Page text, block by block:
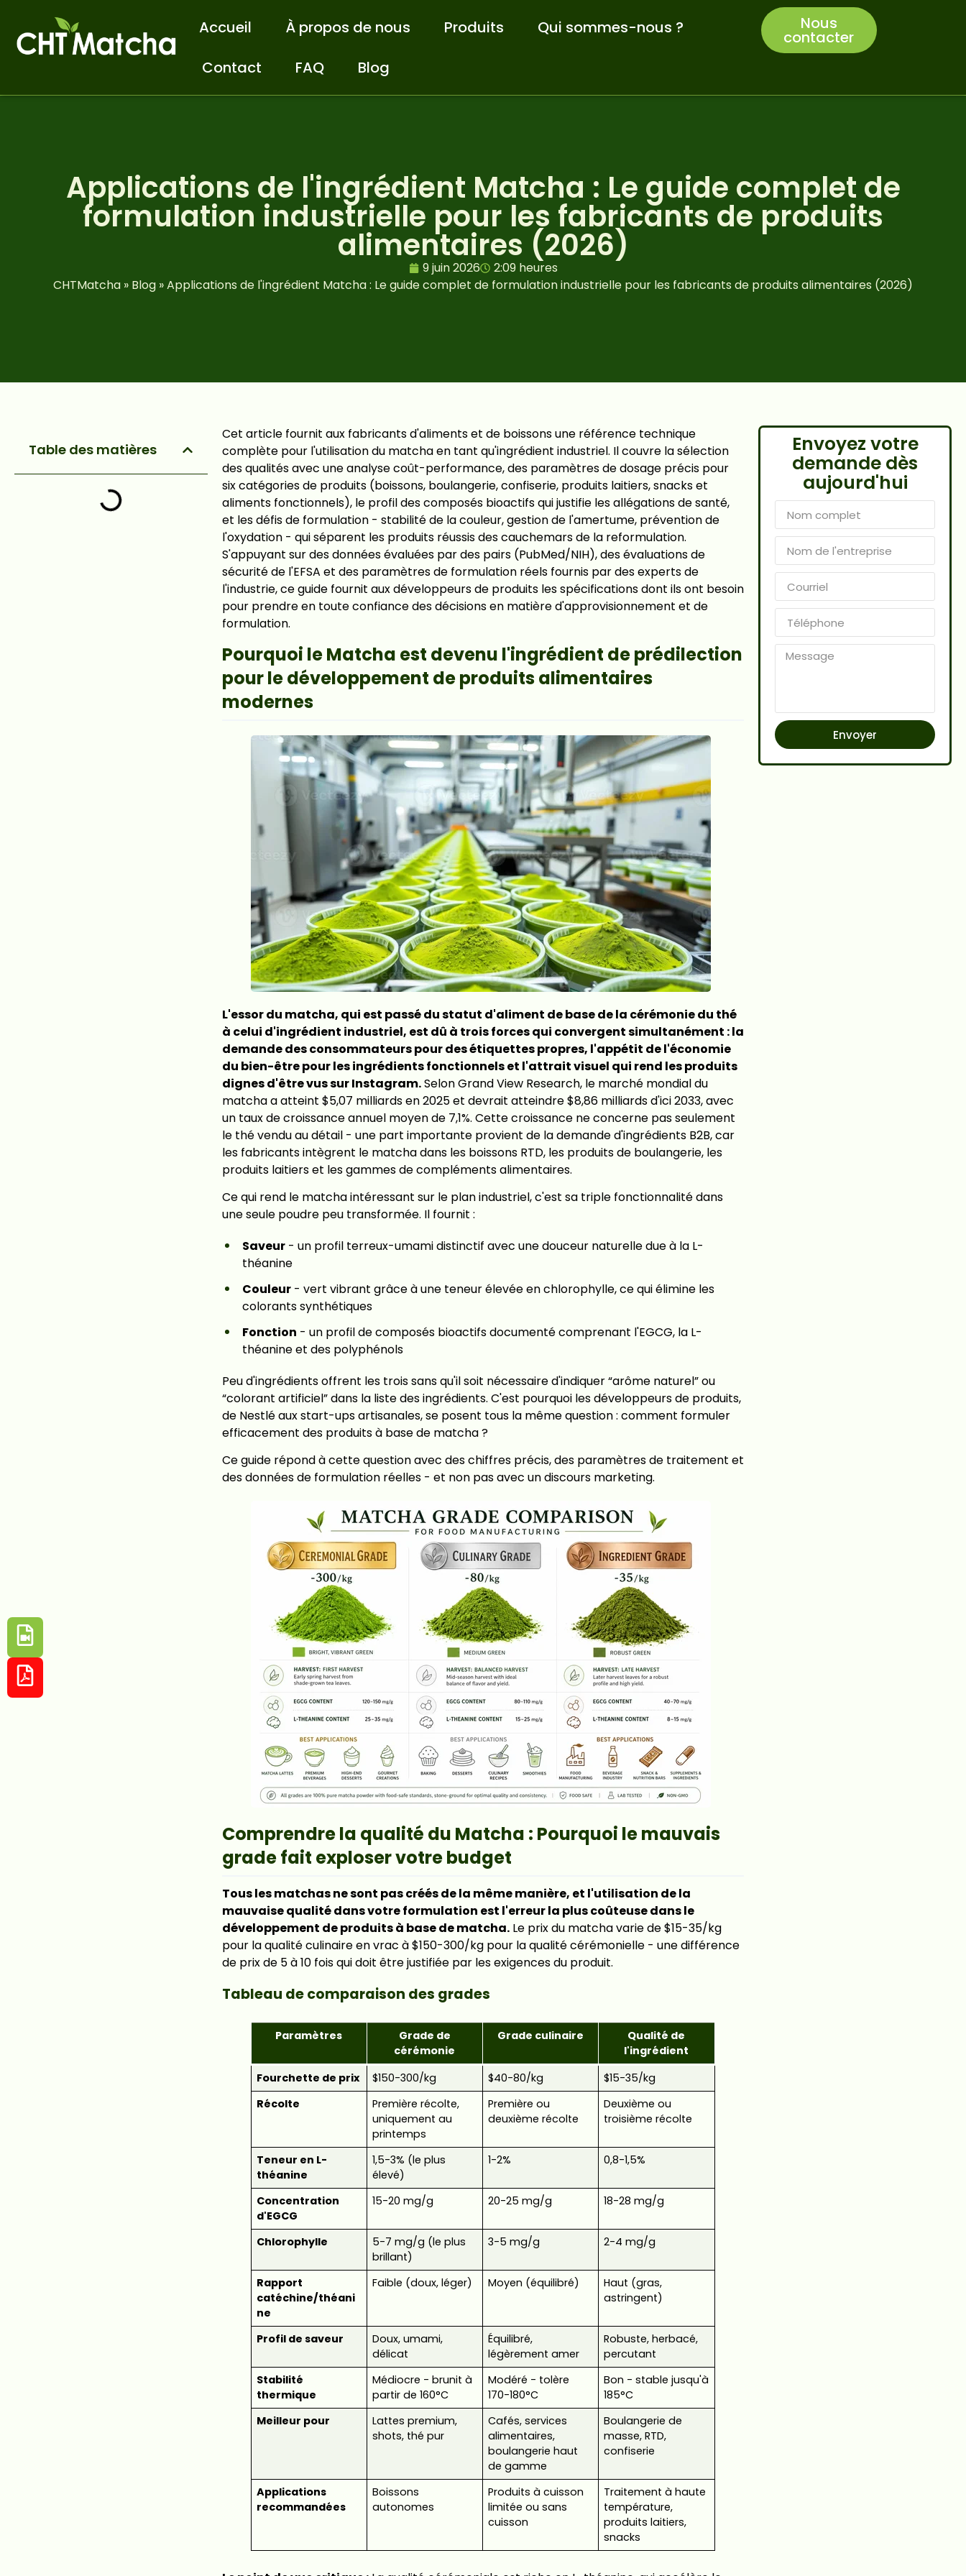
Accueil À propos de nous Produits
Qui sommes-nous ?
Contact
FAQ Blog
Nous
contacter
Applications de l'ingrédient Matcha : Le guide complet de
formulation industrielle pour les fabricants de produits
alimentaires (2026)
9 juin 2026
2:09 heures
CHTMatcha » Blog »Applications de l'ingrédient Matcha : Le guide complet de formulation industrielle pour les fabricants de produits alimentaires (2026)
Table des matières
Cet article fournit aux fabricants d'aliments et de boissons une référence technique
complète pour l'utilisation du matcha en tant qu'ingrédient industriel. Il couvre la sélection
des qualités avec une analyse coût-performance, des paramètres de dosage précis pour
six catégories de produits (boissons, boulangerie, confiserie, produits laitiers, snacks et
aliments fonctionnels), le profil des composés bioactifs qui justifie les allégations de santé,
et les défis de formulation - stabilité de la couleur, gestion de l'amertume, prévention de
l'oxydation - qui séparent les produits réussis des cauchemars de la reformulation.
S'appuyant sur des données évaluées par des pairs (PubMed/NIH), des évaluations de
sécurité de l'EFSA et des paramètres de formulation réels fournis par des experts de
l'industrie, ce guide fournit aux développeurs de produits les spécifications dont ils ont besoin
pour prendre en toute confiance des décisions en matière d'approvisionnement et de
formulation.
Pourquoi le Matcha est devenu l'ingrédient de prédilection
pour le développement de produits alimentaires
modernes
L'essor du matcha, qui est passé du statut d'aliment de base de la cérémonie du thé
à celui d'ingrédient industriel, est dû à trois forces qui convergent simultanément : la
demande des consommateurs pour des étiquettes propres, l'appétit de l'économie
du bien-être pour les ingrédients fonctionnels et l'attrait visuel qui rend les produits
dignes d'être vus sur Instagram.Selon Grand View Research, le marché mondial du
matcha a atteint $5,07 milliards en 2025 et devrait atteindre $8,86 milliards d'ici 2033, avec
un taux de croissance annuel moyen de 7,1%. Cette croissance ne concerne pas seulement
le thé vendu au détail - une part importante provient de la demande d'ingrédients B2B, car
les fabricants intègrent le matcha dans les boissons RTD, les produits de boulangerie, les
produits laitiers et les gammes de compléments alimentaires.
Ce qui rend le matcha intéressant sur le plan industriel, c'est sa triple fonctionnalité dans
une seule poudre peu transformée. Il fournit :
Saveur- un profil terreux-umami distinctif avec une douceur naturelle due à la L-
théanine
Couleur- vert vibrant grâce à une teneur élevée en chlorophylle, ce qui élimine les
colorants synthétiques
Fonction - un profil de composés bioactifs documenté comprenant l'EGCG, la L-
théanine et des polyphénols
Peu d'ingrédients offrent les trois sans qu'il soit nécessaire d'indiquer “arôme naturel” ou
“colorant artificiel” dans la liste des ingrédients. C'est pourquoi les développeurs de produits,
de Nestlé aux start-ups artisanales, se posent tous la même question : comment formuler
efficacement des produits à base de matcha ?
Ce guide répond à cette question avec des chiffres précis, des paramètres de traitement et
des données de formulation réelles - et non pas avec un discours marketing.
Comprendre la qualité du Matcha : Pourquoi le mauvais
grade fait exploser votre budget
Tous les matchas ne sont pas créés de la même manière, et l'utilisation de la
mauvaise qualité dans votre formulation est l'erreur la plus coûteuse dans le
développement de produits à base de matcha.Le prix du matcha varie de $15-35/kg
pour la qualité culinaire en vrac à $150-300/kg pour la qualité cérémonielle - une différence
de prix de 5 à 10 fois qui doit être justifiée par les exigences du produit.
Tableau de comparaison des grades
Paramètres
Grade de
cérémonie
Grade culinaire
Qualité de
l'ingrédient
Fourchette de prix
$150-300/kg $40-80/kg
$15-35/kg
Récolte
Première récolte,
uniquement au
printemps
Première ou
deuxième récolte
Deuxième ou
troisième récolte
Teneur en L-
théanine
1,5-3% (le plus
élevé)
1-2% 0,8-1,5%
Concentration
d'EGCG
15-20 mg/g 20-25 mg/g 18-28 mg/g
Chlorophylle
5-7 mg/g (le plus
brillant)
3-5 mg/g 2-4 mg/g
Rapport
catéchine/théani
ne
Faible (doux, léger) Moyen (équilibré)
Haut (gras,
astringent)
Profil de saveur
Doux, umami,
délicat
Équilibré,
légèrement amer
Robuste, herbacé,
percutant
Stabilité
thermique
Médiocre - brunit à
partir de 160°C
Modéré - tolère
170-180°C
Bon - stable jusqu'à
185°C
Meilleur pour
Lattes premium,
shots, thé pur
Cafés, services
alimentaires,
boulangerie haut
de gamme
Boulangerie de
masse, RTD,
confiserie
Applications
recommandées
Boissons
autonomes
Produits à cuisson
limitée ou sans
cuisson
Traitement à haute
température,
produits laitiers,
snacks
Envoyez votre
demande dès
aujourd'hui
Envoyer